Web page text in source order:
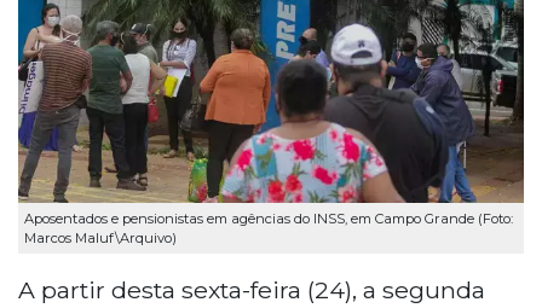
Aposentados e pensionistas em agências do INSS, em Campo Grande (Foto:
Marcos Maluf\Arquivo)
A partir desta sexta-feira (24), a segunda